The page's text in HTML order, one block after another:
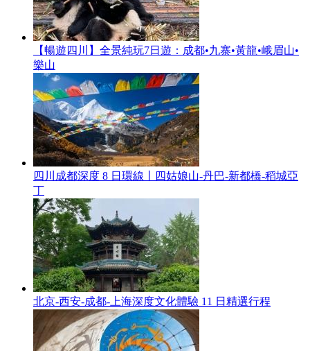
【暢遊四川】全景純玩7日遊：成都•九寨•黃龍•峨眉山•
樂山
四川成都深度 8 日環線丨四姑娘山-丹巴-新都橋-稻城亞
丁
北京-西安-成都-上海深度文化體驗 11 日精選行程